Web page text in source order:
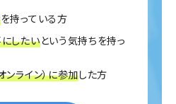
を持っている方
したいという気持ちを持っ
ンライン）に参加した方